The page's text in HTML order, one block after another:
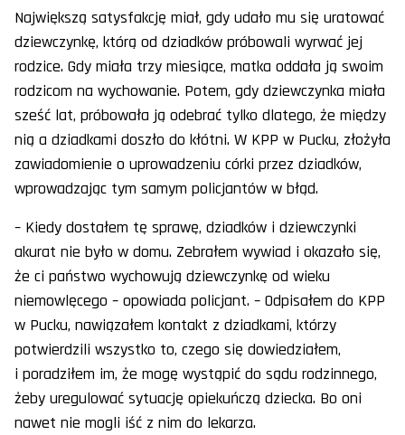
Największą satysfakcję miał, gdy udało mu się uratować
dziewczynkę, którą od dziadków próbowali wyrwać jej
rodzice. Gdy miała trzy miesiące, matka oddała ją swoim
rodzicom na wychowanie. Potem, gdy dziewczynka miała
sześć lat, próbowała ją odebrać tylko dlatego, że między
nią a dziadkami doszło do kłótni. W KPP w Pucku, złożyła
zawiadomienie o uprowadzeniu córki przez dziadków,
wprowadzając tym samym policjantów w błąd.
– Kiedy dostałem tę sprawę, dziadków i dziewczynki
akurat nie było w domu. Zebrałem wywiad i okazało się,
że ci państwo wychowują dziewczynkę od wieku
niemowlęcego – opowiada policjant. – Odpisałem do KPP
w Pucku, nawiązałem kontakt z dziadkami, którzy
potwierdzili wszystko to, czego się dowiedziałem,
i poradziłem im, że mogę wystąpić do sądu rodzinnego,
żeby uregulować sytuację opiekuńczą dziecka. Bo oni
nawet nie mogli iść z nim do lekarza.